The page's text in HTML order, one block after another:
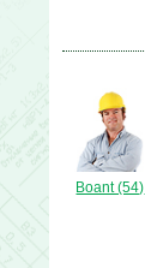
Boant (54)